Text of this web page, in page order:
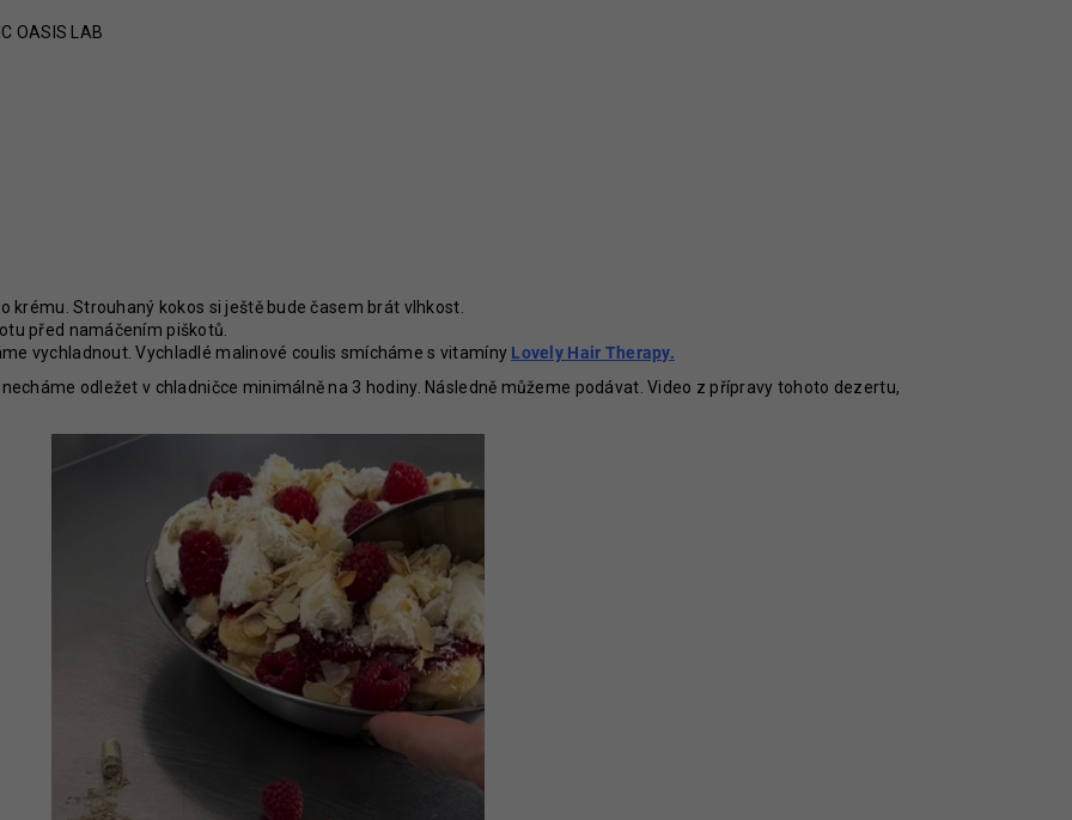
OASIS LAB
krému. Strouhaný kokos si ještě bude časem brát vlhkost.
před namáčením piškotů.
vychladnout. Vychladlé malinové coulis smícháme s vitamíny Lovely Hair Therapy.
odležet v chladničce minimálně na 3 hodiny. Následně můžeme podávat. Video z přípravy tohoto dezertu,